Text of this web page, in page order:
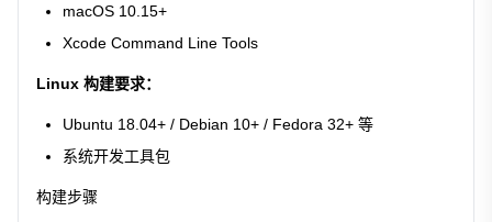
macOS 10.15+
Xcode Command Line Tools
Linux 构建要求：
Ubuntu 18.04+ / Debian 10+ / Fedora 32+ 等
系统开发工具包
构建步骤